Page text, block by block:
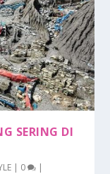
SERING DI
| 0 |